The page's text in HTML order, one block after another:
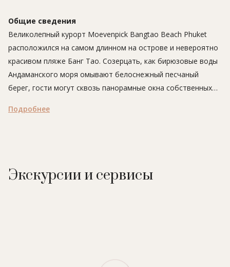
Общие сведения
Великолепный курорт Moevenpick Bangtao Beach Phuket
расположился на самом длинном на острове и невероятно
красивом пляже Банг Тао. Созерцать, как бирюзовые воды
Андаманского моря омывают белоснежный песчаный
берег, гости могут сквозь панорамные окна собственных
мелочей и создана дарить максимальный комфорт.
В отеле:40 номеров, ресторан, открытый бассейн, SPA-
– ресторан тайской и
Подробнее
Экскурсии и сервисы